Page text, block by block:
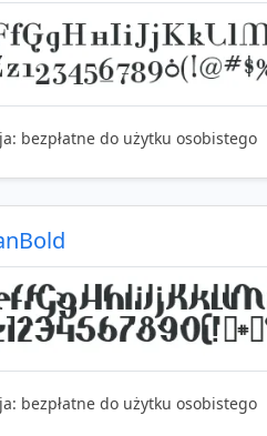
bezpłatne do użytku osobistego
bezpłatne do użytku osobistego